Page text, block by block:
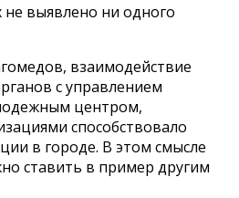
не выявлено ни одного
взаимодействие
с управлением
центром,
способствовало
в городе. В этом смысле
ставить в пример другим